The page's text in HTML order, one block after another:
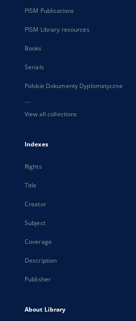
PISM Publications
PISM Library resources
Books
Serials
Polskie Dokumenty Dyplomatyczne
...
View all collections
Indexes
Rights
Title
Creator
Subject
Coverage
Description
Publisher
About Library